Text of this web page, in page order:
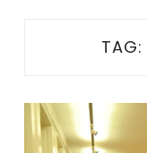
TAG: